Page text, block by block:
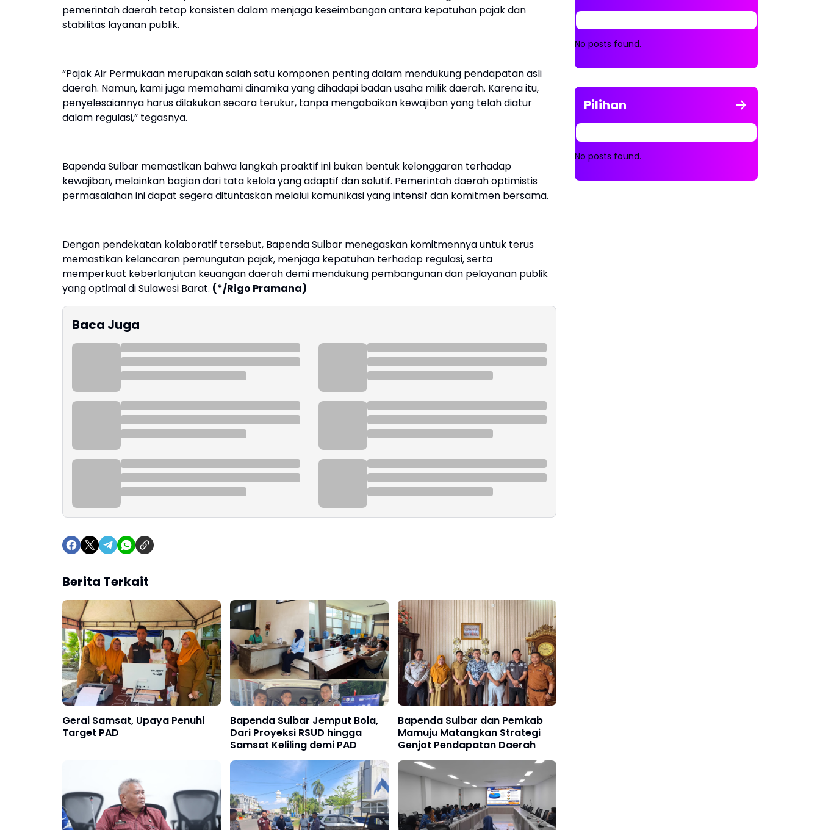
pemerintah daerah tetap konsisten dalam menjaga keseimbangan antara kepatuhan pajak dan
stabilitas layanan publik.
“Pajak Air Permukaan merupakan salah satu komponen penting dalam mendukung pendapatan asli
daerah. Namun, kami juga memahami dinamika yang dihadapi badan usaha milik daerah. Karena itu,
penyelesaiannya harus dilakukan secara terukur, tanpa mengabaikan kewajiban yang telah diatur
dalam regulasi,” tegasnya.
Bapenda Sulbar memastikan bahwa langkah proaktif ini bukan bentuk kelonggaran terhadap
kewajiban, melainkan bagian dari tata kelola yang adaptif dan solutif. Pemerintah daerah optimistis
permasalahan ini dapat segera dituntaskan melalui komunikasi yang intensif dan komitmen bersama.
Dengan pendekatan kolaboratif tersebut, Bapenda Sulbar menegaskan komitmennya untuk terus
memastikan kelancaran pemungutan pajak, menjaga kepatuhan terhadap regulasi, serta
memperkuat keberlanjutan keuangan daerah demi mendukung pembangunan dan pelayanan publik
yang optimal di Sulawesi Barat. (*/Rigo Pramana)
Baca Juga
Berita Terkait
Gerai Samsat, Upaya Penuhi
Target PAD
Bapenda Sulbar Jemput Bola,
Dari Proyeksi RSUD hingga
Samsat Keliling demi PAD
Bapenda Sulbar dan Pemkab
Mamuju Matangkan Strategi
Genjot Pendapatan Daerah
No posts found.
Pilihan
No posts found.